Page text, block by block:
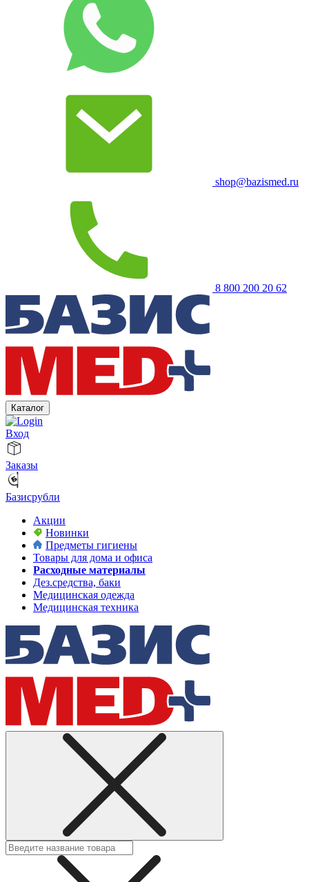
shop@bazismed.ru
8 800 200 20 62
Каталог
Вход
Заказы
Базисрубли
Акции
Новинки
Предметы гигиены
Товары для дома и офиса
Расходные материалы
Дез.средства, баки
Медицинская одежда
Медицинская техника